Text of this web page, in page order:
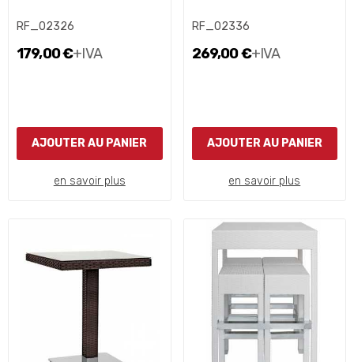
RF_02326
179,00 €+IVA
AJOUTER AU PANIER
en savoir plus
RF_02336
269,00 €+IVA
AJOUTER AU PANIER
en savoir plus